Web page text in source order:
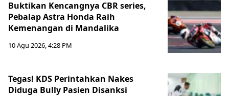
Buktikan Kencangnya CBR series,
Pebalap Astra Honda Raih
Kemenangan di Mandalika
10 Agu 2026, 4:28 PM
Tegas! KDS Perintahkan Nakes
Diduga Bully Pasien Disanksi